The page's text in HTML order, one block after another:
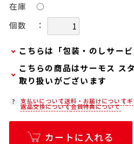
在庫
○
個数
：
こちらは「包装・のしサー
当商品は弊社でのお包みに
ん。
お客様ご自身で包装する際に
フト用品をご用意しておりま
ピング用のギフトバッグや
は、以下より合わせてご購
こちらの商品はサーモス ス
取り扱いがございます
在庫状況につきましては、各
ご確認ください。
店舗紹介ページ
支払いについて送料・お届けについて
返品交換について会員特典について
カートに入れる